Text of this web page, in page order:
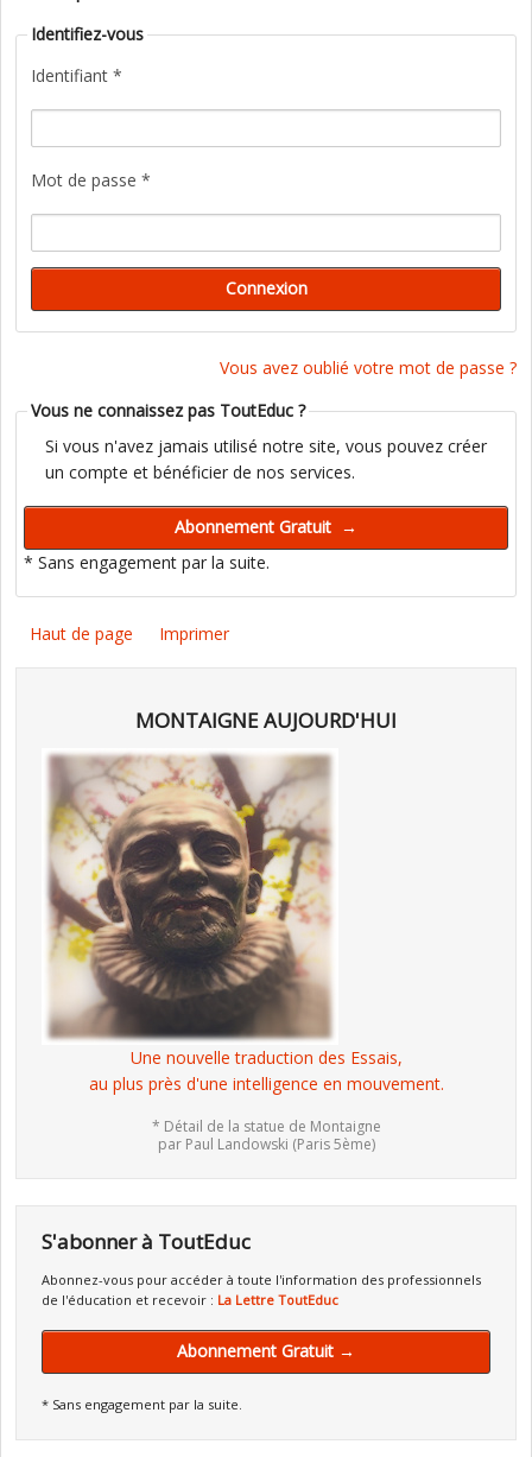
Identifiez-vous
Identifiant *
Mot de passe *
Vous avez oublié votre mot de passe ?
Vous ne connaissez pas ToutEduc ?
Si vous n'avez jamais utilisé notre site, vous pouvez créer
un compte et bénéficier de nos services.
* Sans engagement par la suite.
Haut de page Imprimer
MONTAIGNE AUJOURD'HUI
Une nouvelle traduction des Essais,
au plus près d'une intelligence en mouvement.
* Détail de la statue de Montaigne
par Paul Landowski (Paris 5ème)
S'abonner à ToutEduc
Abonnez-vous pour accéder à toute l'information des professionnels
de l'éducation et recevoir : La Lettre ToutEduc
Abonnement Gratuit →
* Sans engagement par la suite.